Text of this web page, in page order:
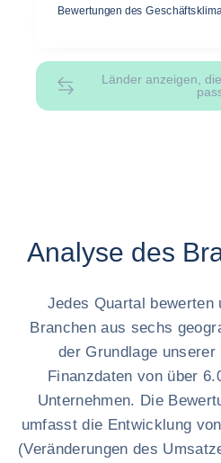
Bewertungen des
Länder anzeigen,
Analyse des
Jedes Quartal bewerten
Branchen aus sechs
der Grundlage
Finanzdaten von über
Unternehmen. Die
umfasst die Entwicklung
(Veränderungen des